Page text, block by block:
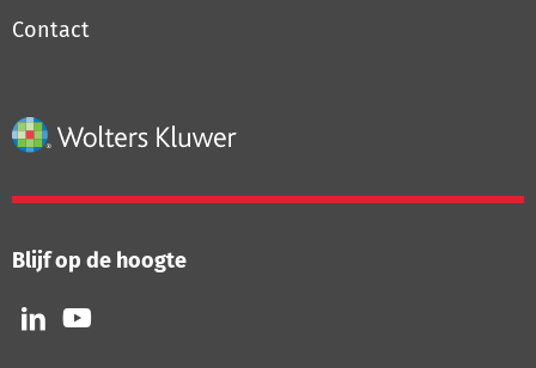
Contact
Blijf op de hoogte
Volg
ons
Volg
ons